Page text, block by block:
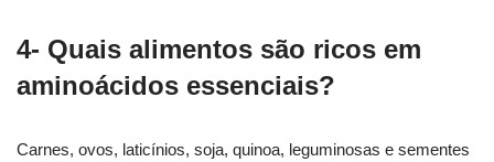
4- Quais alimentos são ricos em
aminoácidos essenciais?
Carnes, ovos, laticínios, soja, quinoa, leguminosas e sementes